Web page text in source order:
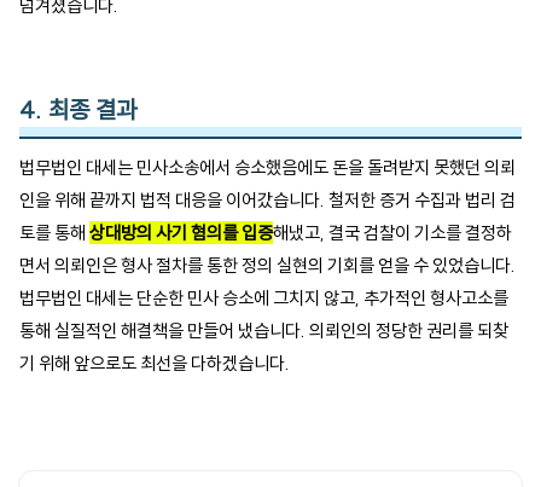
넘겨졌습니다​.
4. 최종 결과
법무법인 대세는 민사소송에서 승소했음에도 돈을 돌려받지 못했던 의뢰
인을 위해 끝까지 법적 대응을 이어갔습니다. 철저한 증거 수집과 법리 검
토를 통해 상대방의 사기 혐의를 입증해냈고, 결국 검찰이 기소를 결정하
면서 의뢰인은 형사 절차를 통한 정의 실현의 기회를 얻을 수 있었습니다.
법무법인 대세는 단순한 민사 승소에 그치지 않고, 추가적인 형사고소를
통해 실질적인 해결책을 만들어 냈습니다. 의뢰인의 정당한 권리를 되찾
기 위해 앞으로도 최선을 다하겠습니다.